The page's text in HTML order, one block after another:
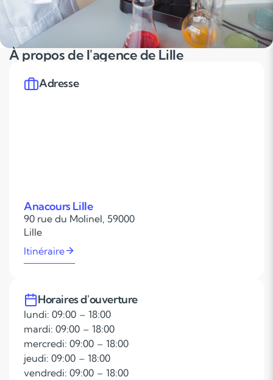
À propos de l'agence de Lille
Adresse
Anacours Lille
90 rue du Molinel, 59000
Lille
Itinéraire
Horaires d'ouverture
lundi: 09:00 – 18:00
mardi: 09:00 – 18:00
mercredi: 09:00 – 18:00
jeudi: 09:00 – 18:00
vendredi: 09:00 – 18:00